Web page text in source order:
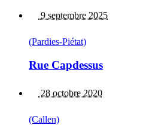
9 septembre 2025
(Pardies-Piétat)
Rue Capdessus
28 octobre 2020
(Callen)